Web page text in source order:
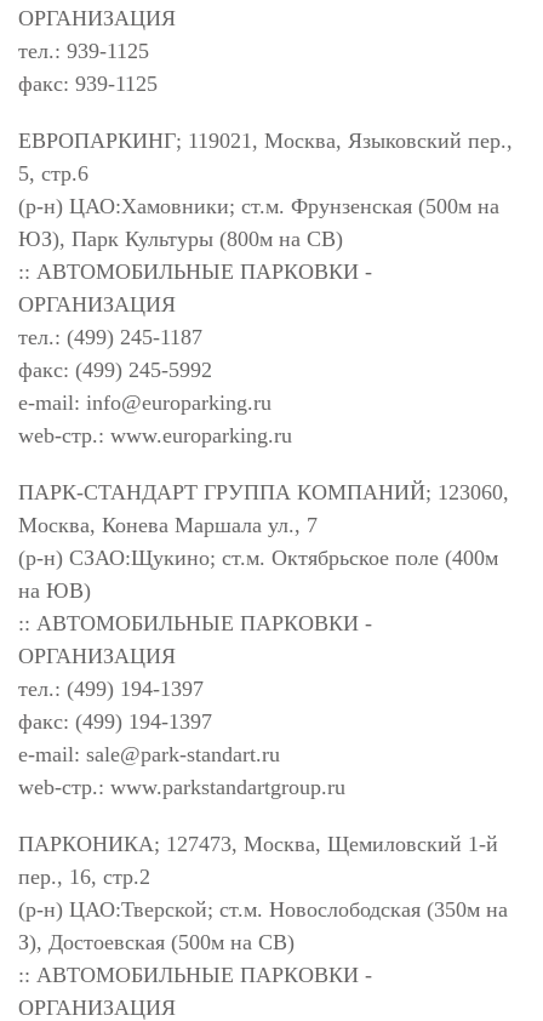
ОРГАНИЗАЦИЯ
тел.: 939-1125
факс: 939-1125
ЕВРОПАРКИНГ; 119021, Москва, Языковский пер.,
5, стр.6
(р-н) ЦАО:Хамовники; ст.м. Фрунзенская (500м на
ЮЗ), Парк Культуры (800м на СВ)
:: АВТОМОБИЛЬНЫЕ ПАРКОВКИ -
ОРГАНИЗАЦИЯ
тел.: (499) 245-1187
факс: (499) 245-5992
e-mail: info@europarking.ru
web-стр.: www.europarking.ru
ПАРК-СТАНДАРТ ГРУППА КОМПАНИЙ; 123060,
Москва, Конева Маршала ул., 7
(р-н) СЗАО:Щукино; ст.м. Октябрьское поле (400м
на ЮВ)
:: АВТОМОБИЛЬНЫЕ ПАРКОВКИ -
ОРГАНИЗАЦИЯ
тел.: (499) 194-1397
факс: (499) 194-1397
e-mail: sale@park-standart.ru
web-стр.: www.parkstandartgroup.ru
ПАРКОНИКА; 127473, Москва, Щемиловский 1-й
пер., 16, стр.2
(р-н) ЦАО:Тверской; ст.м. Новослободская (350м на
З), Достоевская (500м на СВ)
:: АВТОМОБИЛЬНЫЕ ПАРКОВКИ -
ОРГАНИЗАЦИЯ